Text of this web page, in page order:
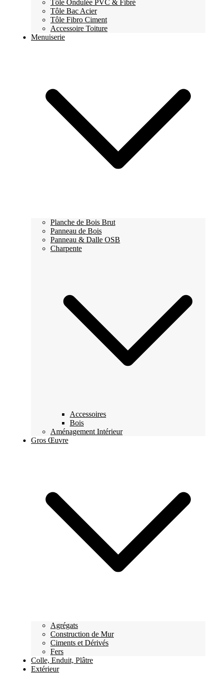
Tôle Ondulée PVC & Fibré
Tôle Bac Acier
Tôle Fibro Ciment
Accessoire Toiture
Menuiserie
Planche de Bois Brut
Panneau de Bois
Panneau & Dalle OSB
Charpente
Accessoires
Bois
Aménagement Intérieur
Gros Œuvre
Agrégats
Construction de Mur
Ciments et Dérivés
Fers
Colle, Enduit, Plâtre
Extérieur